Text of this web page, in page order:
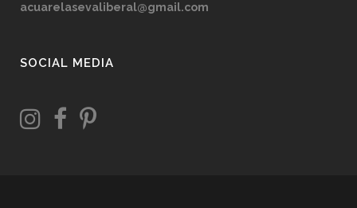
acuarelasevaliberal@gmail.com
SOCIAL MEDIA